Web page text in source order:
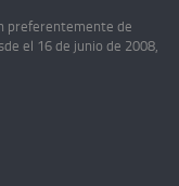
preferentemente de
el 16 de junio de 2008,